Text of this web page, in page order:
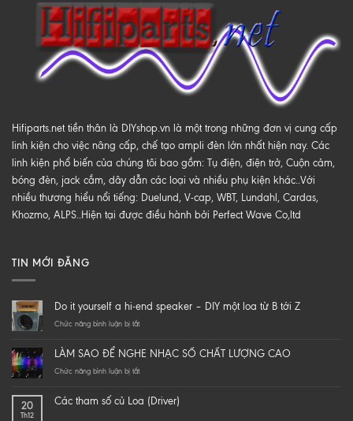
Hifiparts.net tiền thân là DIYshop.vn là một trong những đơn vị cung cấp
linh kiện cho việc nâng cấp, chế tạo ampli đèn lớn nhất hiện nay. Các
linh kiện phổ biến của chúng tôi bao gồm: Tụ điện, điện trở, Cuộn cảm,
bóng đèn, jack cắm, dây dẫn các loại và nhiều phụ kiện khác..Với
nhiều thương hiểu nổi tiếng: Duelund, V-cap, WBT, Lundahl, Cardas,
Khozmo, ALPS..Hiện tại được điều hành bởi Perfect Wave Co,ltd
TIN MỚI ĐĂNG
Do it yourself a hi-end speaker – DIY một loa từ B tới Z
Chức năng bình luận bị tắtở
yourself
a
speaker
LÀM SAO ĐỂ NGHE NHẠC SỐ CHẤT LƯỢNG CAO
Chức năng bình luận bị tắtở
ĐỂ
20
Th12
Các tham số củ Loa (Driver)